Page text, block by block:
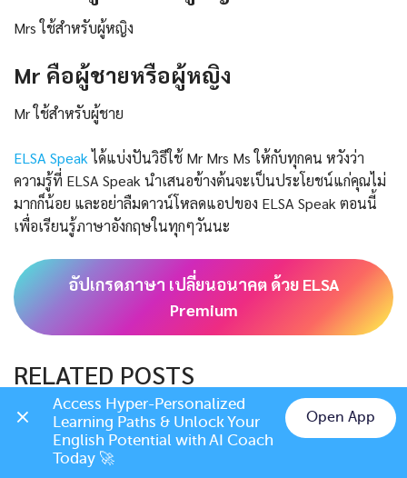
Mrs ใช้สำหรับผู้หญิง
Mr คือผู้ชายหรือผู้หญิง
Mr ใช้สำหรับผู้ชาย
ELSA Speakได้แบ่งปันวิธีใช้ Mr Mrs Ms ให้กับทุกคน หวังว่า
ความรู้ที่ ELSA Speak นำเสนอข้างต้นจะเป็นประโยชน์แก่คุณไม่
มากก็น้อย และอย่าลืมดาวน์โหลดแอปของ ELSA Speak ตอนนี้
เพื่อเรียนรู้ภาษาอังกฤษในทุกๆวันนะ
อัปเกรดภาษา เปลี่ยนอนาคต ด้วย ELSA
Premium
RELATED POSTS
Chat on LINE
Access Hyper-Personalized
Learning Paths & Unlock Your
English Potential with AI Coach
Today 🚀
Open App